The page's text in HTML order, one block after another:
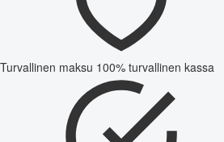
Turvallinen maksu 100% turvallinen kassa